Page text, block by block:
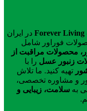
Forever Living در ایران
فوراور شامل
محصولات مراقبت از
زنبور عسل را با
تهیه کنید. ما تلاش
و مشاوره تخصصی،
به سلامت، زیبایی و